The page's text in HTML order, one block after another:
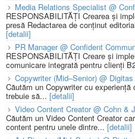
Media Relations Specialist @
RESPONSABILITĂȚI Crearea și
presă Redactarea de conținut
[detalii]
PR Manager @ Confident
RESPONSABILITĂȚI Creare și
comunicare integrată pentru clienți
Copywriter (Mid–Senior) @
Căutăm un Copywriter cu
trebuie să... [detalii]
Video Content Creator @ Cohn &
Căutăm un Video Content Creator
content pentru unele dintre... [detalii]